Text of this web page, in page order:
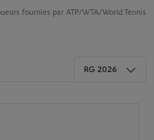
fournies par ATP/WTA/World Tennis
RG 2026